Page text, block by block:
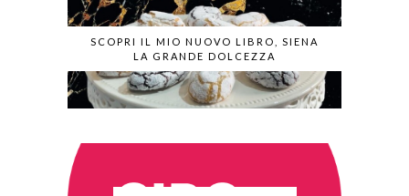
SCOPRI IL MIO NUOVO LIBRO, SIENA
LA GRANDE DOLCEZZA